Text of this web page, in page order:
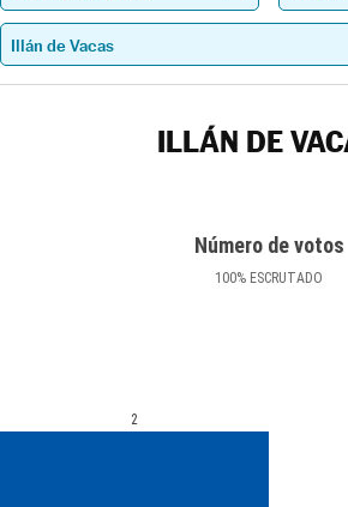
ILLÁN DE
Número de votos
100% ESCRUTADO
2